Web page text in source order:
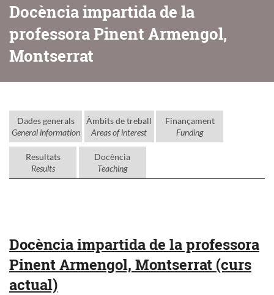
Docència impartida de la
professora Pinent Armengol,
Montserrat
Dades generals
General information
Àmbits de treball
Areas of interest
Finançament
Funding
Resultats
Results
Docència
Teaching
Docència impartida de la professora
Pinent Armengol, Montserrat (curs
actual)